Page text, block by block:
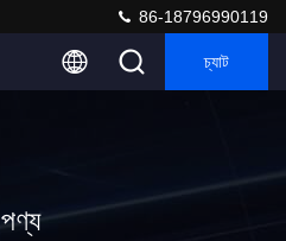
86-18796990119
চ্যাট
পণ্য